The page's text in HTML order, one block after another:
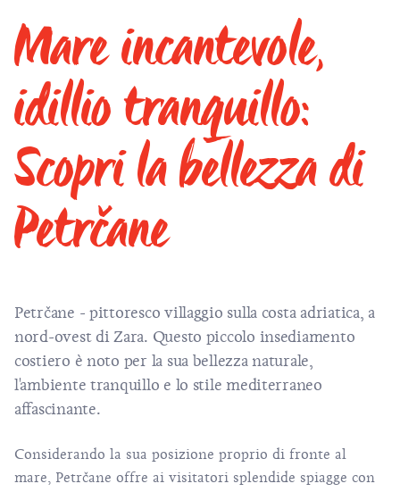
Mare incantevole,
idillio tranquillo:
Scopri la bellezza di
Petrčane
Petrčane - pittoresco villaggio sulla costa adriatica, a
nord-ovest di Zara. Questo piccolo insediamento
costiero è noto per la sua bellezza naturale,
l'ambiente tranquillo e lo stile mediterraneo
affascinante.
Considerando la sua posizione proprio di fronte al
mare, Petrčane offre ai visitatori splendide spiagge con